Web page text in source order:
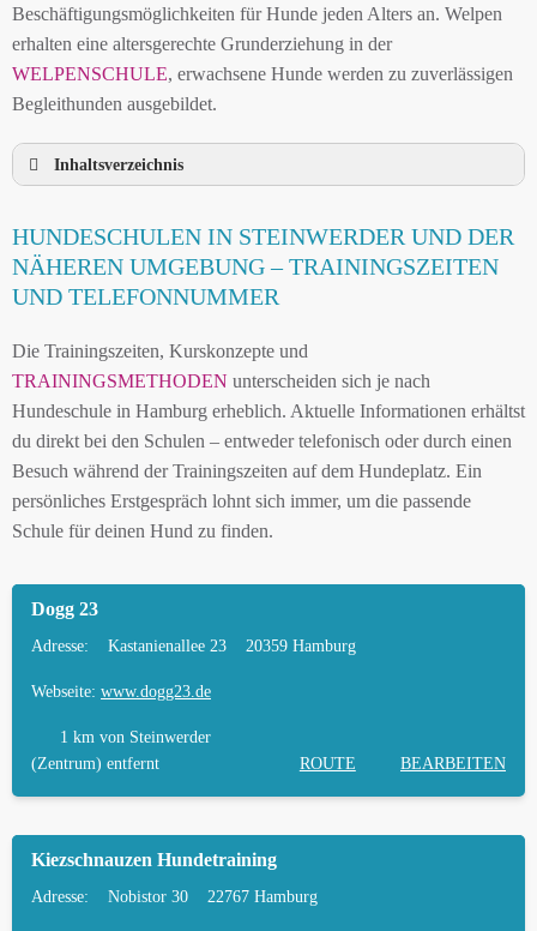
Beschäftigungsmöglichkeiten für Hunde jeden Alters an. Welpen
erhalten eine altersgerechte Grunderziehung in der
WELPENSCHULE, erwachsene Hunde werden zu zuverlässigen
Begleithunden ausgebildet.
Inhaltsverzeichnis
UMGEBUNG
HUNDESCHULEN IN STEINWERDER UND DER
MOBILE HUNDETRAINER IN STEINWERDER
UND UMGEBUNG
STEINWERDER
HUNDEFREUNDLICHE ORTE UND
FREILAUFFLÄCHEN IN STEINWERDER
HAMBURG – ONLINE-TEST
HUNDEPLATZ MIETEN FÜR EINEN SICHEREN
FREILAUF
HÄUFIGE FRAGEN ZUR HUNDESCHULE IN
STEINWERDER
TIERARZT UND NOTFALLTIERARZT IN
STEINWERDER
HUNDESCHULEN IN STEINWERDER UND DER
NÄHEREN UMGEBUNG – TRAININGSZEITEN
UND TELEFONNUMMER
Die Trainingszeiten, Kurskonzepte und
TRAININGSMETHODEN unterscheiden sich je nach
Hundeschule in Hamburg erheblich. Aktuelle Informationen erhältst
du direkt bei den Schulen – entweder telefonisch oder durch einen
Besuch während der Trainingszeiten auf dem Hundeplatz. Ein
persönliches Erstgespräch lohnt sich immer, um die passende
Schule für deinen Hund zu finden.
Dogg 23
Adresse: Kastanienallee 23 20359 Hamburg
Webseite: www.dogg23.de
1 km von Steinwerder
(Zentrum) entfernt
ROUTE BEARBEITEN
Kiezschnauzen Hundetraining
Adresse: Nobistor 30 22767 Hamburg